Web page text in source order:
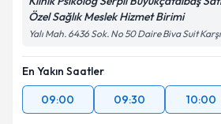
Özel Sağlık Meslek Hizmet Birimi
Yalı Mah. 6436 Sok. No 50 Daire Biva Suit
En Yakın Saatler
09:00
09:30 10:00